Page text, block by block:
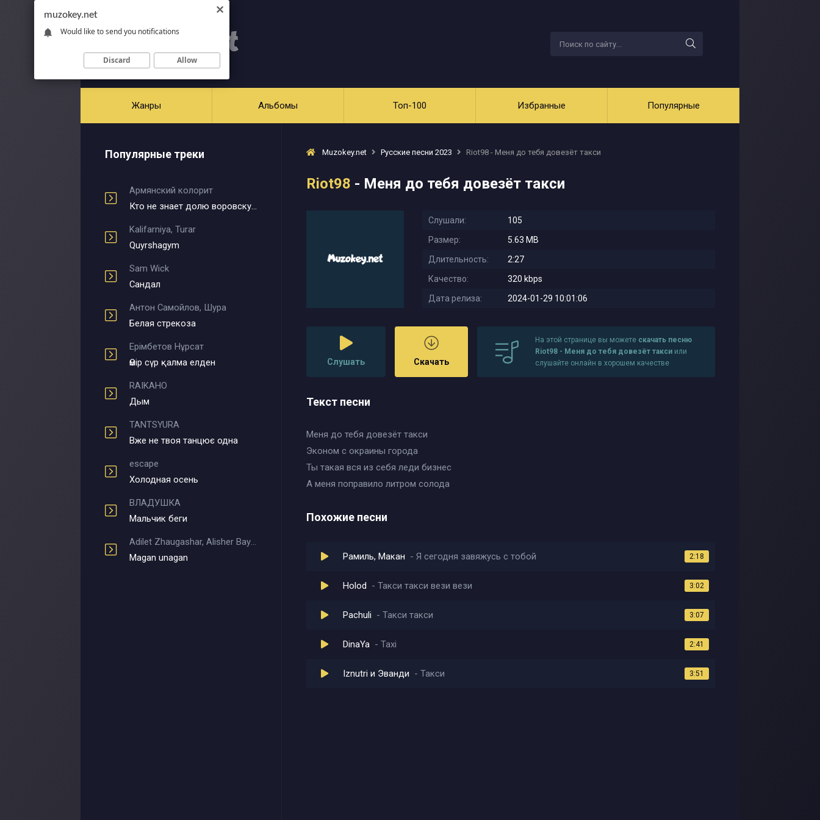
Жанры Альбомы Топ-100 Избранные Популярные
Популярные треки
Армянский колорит
Кто не знает долю воровскую
Kalifarniya, Turar
Quyrshagym
Sam Wick
Сандал
Антон Самойлов, Шура
Белая стрекоза
Ерімбетов Нұрсат
Өмір сүр қалма елден
RAIKAHO
Дым
TANTSYURA
Вже не твоя танцює одна
escape
Холодная осень
ВЛАДУШКА
Мальчик беги
Adilet Zhaugashar, Alisher Bayniyazov
Magan unagan
Muzokey.net Русские песни 2023 Riot98 - Меня до тебя довезёт такси
Riot98 - Меня до тебя довезёт такси
Слушали:
105
Размер:
5.63 MB
Длительность:
2:27
Качество:
320 kbps
Дата релиза:
2024-01-29 10:01:06
Слушать Скачать
На этой странице вы можете скачать песню
Riot98 - Меня до тебя довезёт такси или
слушайте онлайн в хорошем качестве
Текст песни
Меня до тебя довезёт такси
Эконом с окраины города
Ты такая вся из себя леди бизнес
А меня поправило литром солода
Похожие песни
Рамиль, Макан Я сегодня завяжусь с тобой 2:18
Holod Такси такси вези вези 3:02
Pachuli Такси такси 3:07
DinaYa Taxi 2:41
Iznutri и Эванди Такси 3:51
muzokey.net
Would like to send you notifications
Discard Allow